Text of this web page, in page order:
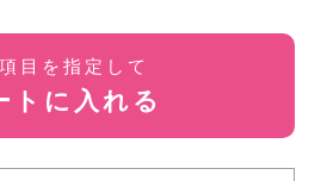
項目を指定して
トに入れる